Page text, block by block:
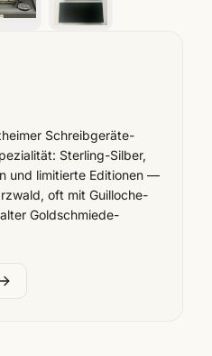
Schreibgeräte-
Sterling-Silber,
und limitierte Editionen —
oft mit Guilloche-
Goldschmiede-